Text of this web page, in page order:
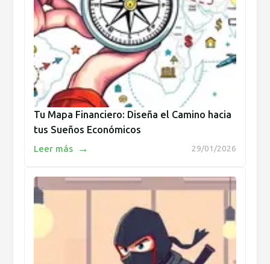
Tu Mapa Financiero: Diseña el Camino hacia
tus Sueños Económicos
29/01/2026
Leer más →